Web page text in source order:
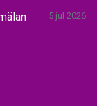
5 jul 2026